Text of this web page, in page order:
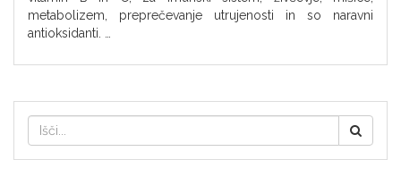
metabolizem, preprečevanje utrujenosti in so naravni
antioksidanti. …